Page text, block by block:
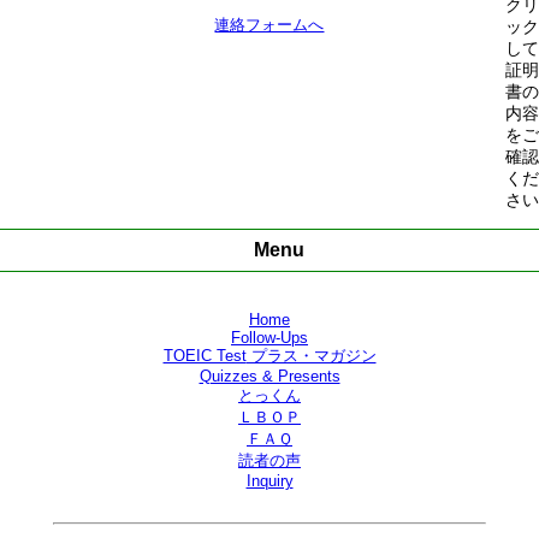
連絡フォームへ
Menu
Home
Follow-Ups
TOEIC Testプラス・マガジン
Quizzes & Presents
とっくん
ＬＢＯＰ
ＦＡＱ
読者の声
Inquiry